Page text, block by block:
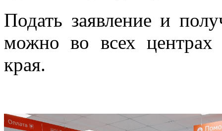
Подать заявление и
можно во всех
края.